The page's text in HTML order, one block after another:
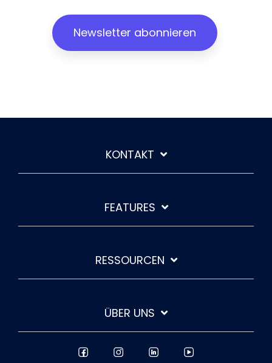
Newsletter abonnieren
KONTAKT
FEATURES
RESSOURCEN
ÜBER UNS